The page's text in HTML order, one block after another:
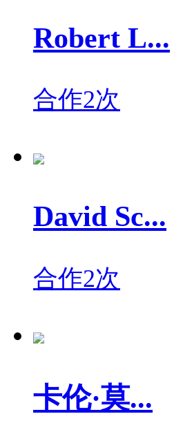
Robert L...
合作2次
David Sc...
合作2次
卡伦·莫...